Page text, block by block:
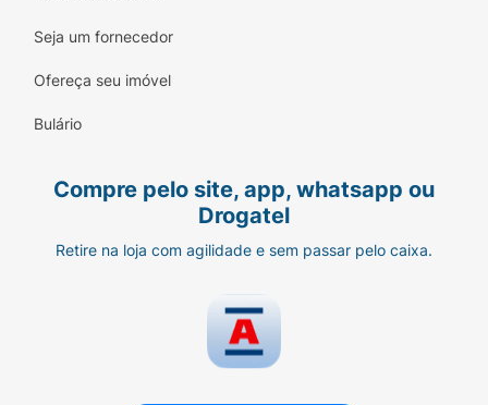
Linha:Gourmet
Tipo:Alimento Premium
Sabor:
Proporcione o melhor para o seu
companheiro felino com a qualidade Papa-
Cats.
Seja um fornecedor
Ofereça seu imóvel
Bulário
Compre pelo site, app, whatsapp ou
Drogatel
Retire na loja com agilidade e sem passar pelo caixa.